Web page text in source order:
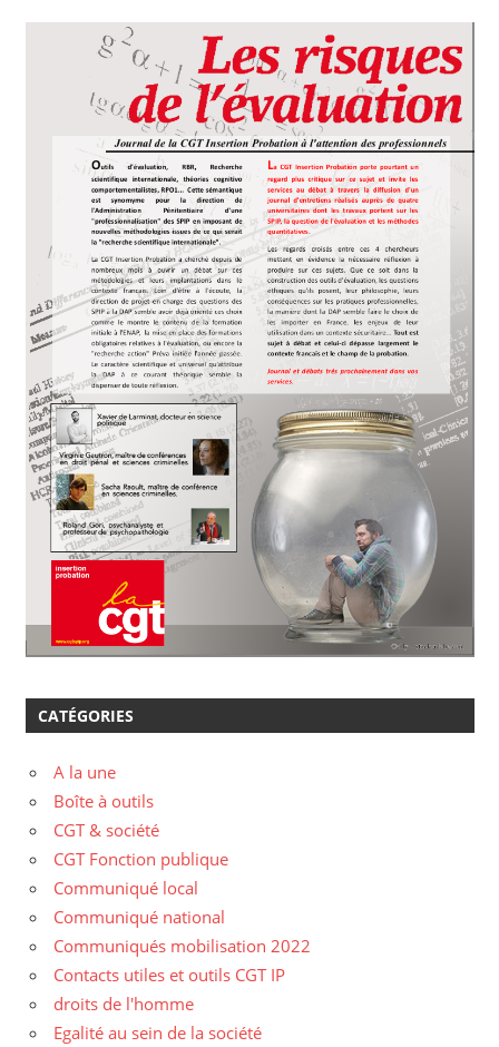
CATÉGORIES
A la une
Boîte à outils
CGT & société
CGT Fonction publique
Communiqué local
Communiqué national
Communiqués mobilisation 2022
Contacts utiles et outils CGT IP
droits de l'homme
Egalité au sein de la société